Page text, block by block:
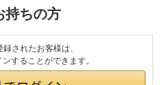
持ちの方
されたお客様は、
することができます。